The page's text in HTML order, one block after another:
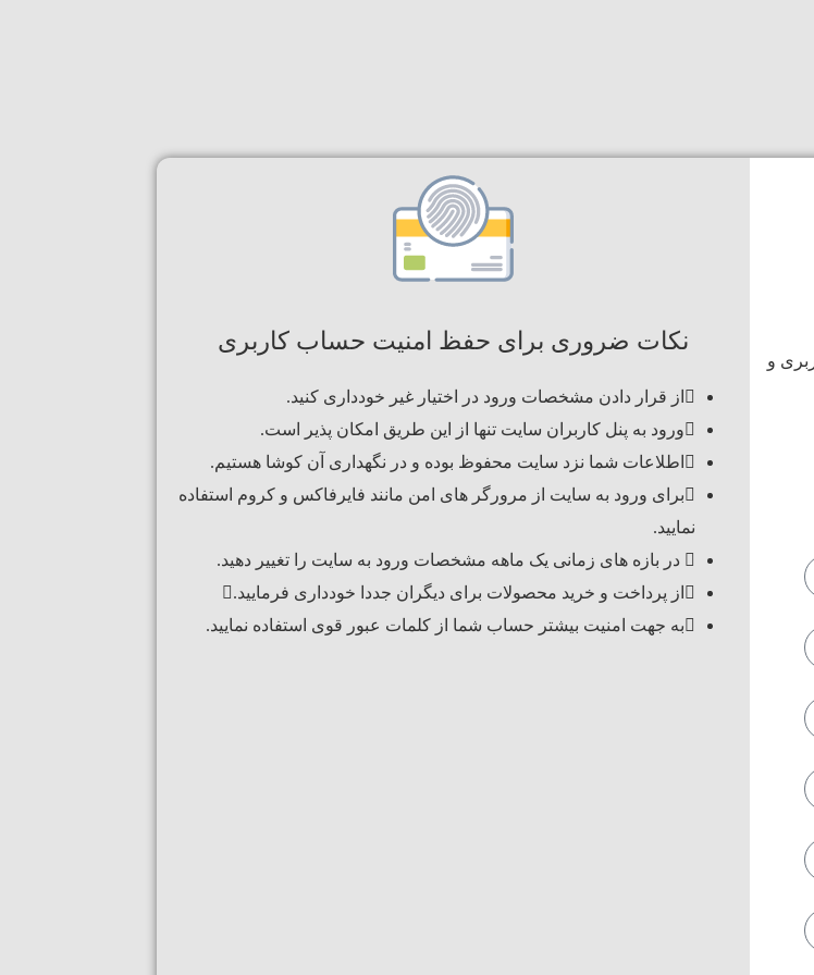
و
نکات ضروری برای حفظ امنیت حساب کاربری
از قرار دادن مشخصات ورود در اختیار غیر خودداری کنید.
ورود به پنل کاربران سایت تنها از این طریق امکان پذیر است.
اطلاعات شما نزد سایت محفوظ بوده و در نگهداری آن کوشا هستیم.
برای ورود به سایت از مرورگر های امن مانند فایرفاکس و کروم استفاده
نمایید.
در بازه های زمانی یک ماهه مشخصات ورود به سایت را تغییر دهید.
از پرداخت و خرید محصولات برای دیگران جددا خودداری فرمایید.
به جهت امنیت بیشتر حساب شما از کلمات عبور قوی استفاده نمایید.